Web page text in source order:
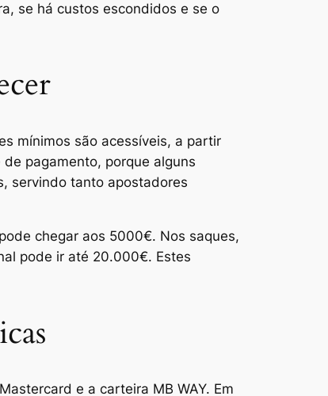
se há custos escondidos e se o
mínimos são acessíveis, a partir
pagamento, porque alguns
servindo tanto apostadores
chegar aos 5000€. Nos saques,
pode ir até 20.000€. Estes
e a carteira MB WAY. Em